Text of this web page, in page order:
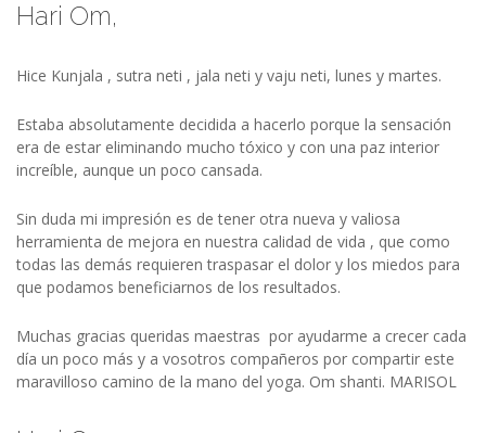
Hari Om,
Hice Kunjala , sutra neti , jala neti y vaju neti, lunes y martes.
Estaba absolutamente decidida a hacerlo porque la sensación
era de estar eliminando mucho tóxico y con una paz interior
increíble, aunque un poco cansada.
Sin duda mi impresión es de tener otra nueva y valiosa
herramienta de mejora en nuestra calidad de vida , que como
todas las demás requieren traspasar el dolor y los miedos para
que podamos beneficiarnos de los resultados.
Muchas gracias queridas maestras por ayudarme a crecer cada
día un poco más y a vosotros compañeros por compartir este
maravilloso camino de la mano del yoga. Om shanti. MARISOL